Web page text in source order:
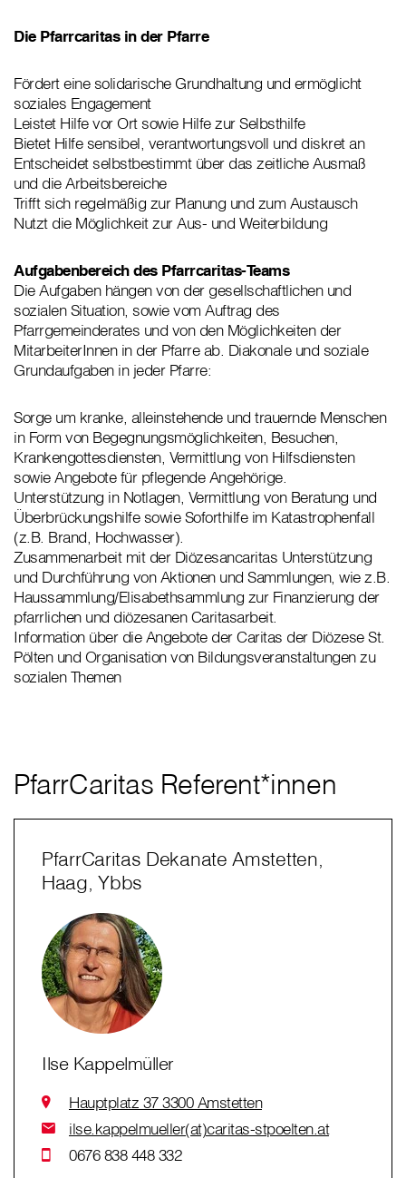
Die Pfarrcaritas in der Pfarre
Fördert eine solidarische Grundhaltung und ermöglicht
soziales Engagement
Leistet Hilfe vor Ort sowie Hilfe zur Selbsthilfe
Bietet Hilfe sensibel, verantwortungsvoll und diskret an
Entscheidet selbstbestimmt über das zeitliche Ausmaß
und die Arbeitsbereiche
Trifft sich regelmäßig zur Planung und zum Austausch
Nutzt die Möglichkeit zur Aus- und Weiterbildung
Aufgabenbereich des Pfarrcaritas-Teams
Die Aufgaben hängen von der gesellschaftlichen und
sozialen Situation, sowie vom Auftrag des
Pfarrgemeinderates und von den Möglichkeiten der
MitarbeiterInnen in der Pfarre ab. Diakonale und soziale
Grundaufgaben in jeder Pfarre:
Sorge um kranke, alleinstehende und trauernde Menschen
in Form von Begegnungsmöglichkeiten, Besuchen,
Krankengottesdiensten, Vermittlung von Hilfsdiensten
sowie Angebote für pflegende Angehörige.
Unterstützung in Notlagen, Vermittlung von Beratung und
Überbrückungshilfe sowie Soforthilfe im Katastrophenfall
(z.B. Brand, Hochwasser).
Zusammenarbeit mit der Diözesancaritas Unterstützung
und Durchführung von Aktionen und Sammlungen, wie z.B.
Haussammlung/Elisabethsammlung zur Finanzierung der
pfarrlichen und diözesanen Caritasarbeit.
Information über die Angebote der Caritas der Diözese St.
Pölten und Organisation von Bildungsveranstaltungen zu
sozialen Themen
PfarrCaritas Referent*innen
PfarrCaritas Dekanate Amstetten,
Haag, Ybbs
Ilse Kappelmüller
Hauptplatz 37 3300 Amstetten
ilse.kappelmueller(at)caritas-stpoelten.at
0676 838 448 332